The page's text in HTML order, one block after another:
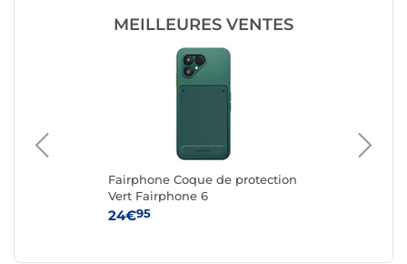
MEILLEURES VENTES
Fairphone Coque de protection
Vert Fairphone 6
24€95